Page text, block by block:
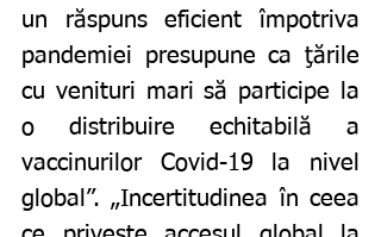
un răspuns eficient împotriva
pandemiei presupune ca ţările
cu venituri mari să participe la
o distribuire echitabilă a
vaccinurilor Covid-19 la nivel
global”. „Incertitudinea în ceea